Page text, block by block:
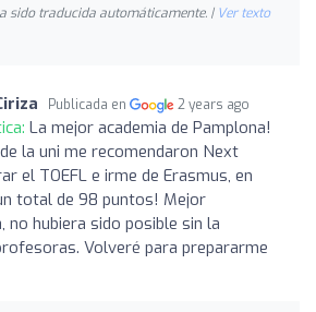
sido traducida automáticamente. | Ver texto
Publicada en 2 years ago
La mejor academia de Pamplona!
la uni me recomendaron Next
el TOEFL e irme de Erasmus, en
total de 98 puntos! Mejor
no hubiera sido posible sin la
Volveré para prepararme